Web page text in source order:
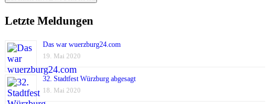
Letzte Meldungen
Das war wuerzburg24.com
19. Mai 2020
32. Stadtfest Würzburg abgesagt
18. Mai 2020